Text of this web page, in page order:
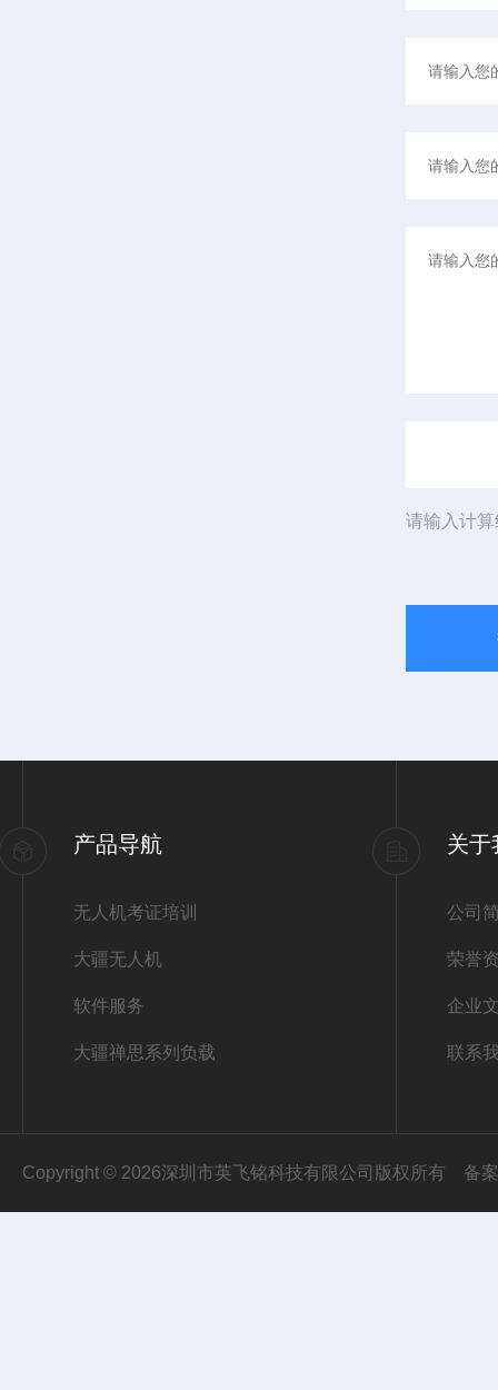
请输入计
产品导航
无人机考证培训
大疆无人机
软件服务
大疆禅思系列负载
关于
公司
荣誉
企业
联系
Copyright © 2026深圳市英飞铭科技有限公司版权所有 备